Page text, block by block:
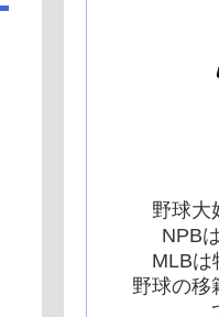
野球大
NPB
MLBは
野球の移